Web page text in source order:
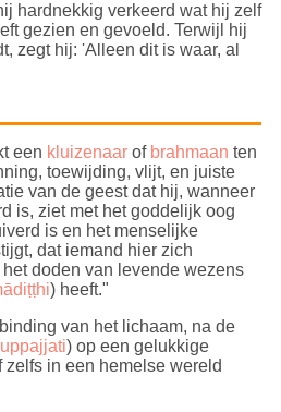
hardnekkig verkeerd wat hij zelf
gezien en gevoeld. Terwijl hij
zegt hij: 'Alleen dit is waar, al
een kluizenaarof brahmaan ten
toewijding, vlijt, en juiste
van de geest dat hij, wanneer
is, ziet met het goddelijk oog
is en het menselijke
dat iemand hier zich
het doden van levende wezens
) heeft."
van het lichaam, na de
uppajjati) op een gelukkige
zelfs in een hemelse wereld